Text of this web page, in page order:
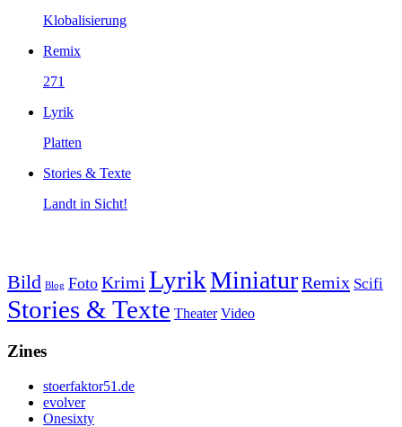
Klobalisierung
Remix
271
Lyrik
Platten
Stories & Texte
Landt in Sicht!
Bild Blog Foto Krimi LyrikMiniaturRemix Scifi
Stories & Texte Theater Video
Zines
stoerfaktor51.de
evolver
Onesixty